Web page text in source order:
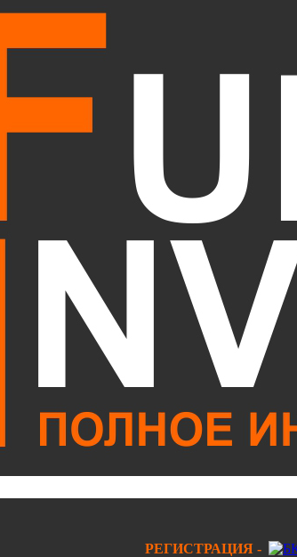
РЕГИСТРАЦИЯ -